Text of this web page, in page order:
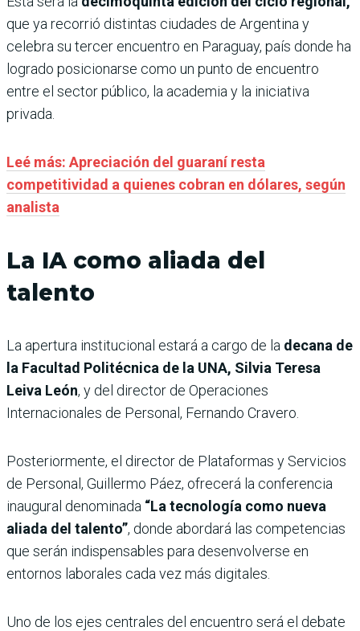
que ya recorrió distintas ciudades de Argentina y
celebra su tercer encuentro en Paraguay, país donde ha
logrado posicionarse como un punto de encuentro
entre el sector público, la academia y la iniciativa
privada.
Leé más: Apreciación del guaraní resta
competitividad a quienes cobran en dólares, según
analista
La IA como aliada del
talento
La apertura institucional estará a cargo de la decana de
la Facultad Politécnica de la UNA, Silvia Teresa
Leiva León, y del director de Operaciones
Internacionales de Personal, Fernando Cravero.
Posteriormente, el director de Plataformas y Servicios
de Personal, Guillermo Páez, ofrecerá la conferencia
inaugural denominada “La tecnología como nueva
aliada del talento”, donde abordará las competencias
que serán indispensables para desenvolverse en
entornos laborales cada vez más digitales.
Uno de los ejes centrales del encuentro será el debate